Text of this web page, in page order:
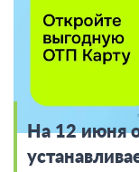
ставки
На 12 июня